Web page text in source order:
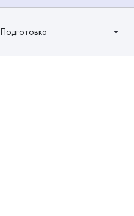
Подготовка